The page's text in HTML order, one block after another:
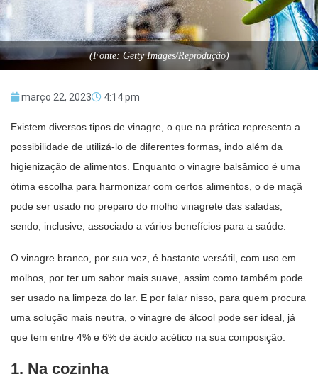
(Fonte: Getty Images/Reprodução)
março 22, 2023 4:14 pm
Existem diversos tipos de vinagre, o que na prática representa a
possibilidade de utilizá-lo de diferentes formas, indo além da
higienização de alimentos. Enquanto o vinagre balsâmico é uma
ótima escolha para harmonizar com certos alimentos, o de maçã
pode ser usado no preparo do molho vinagrete das saladas,
sendo, inclusive, associado a vários benefícios para a saúde.
O vinagre branco, por sua vez, é bastante versátil, com uso em
molhos, por ter um sabor mais suave, assim como também pode
ser usado na limpeza do lar. E por falar nisso, para quem procura
uma solução mais neutra, o vinagre de álcool pode ser ideal, já
que tem entre 4% e 6% de ácido acético na sua composição.
1. Na cozinha